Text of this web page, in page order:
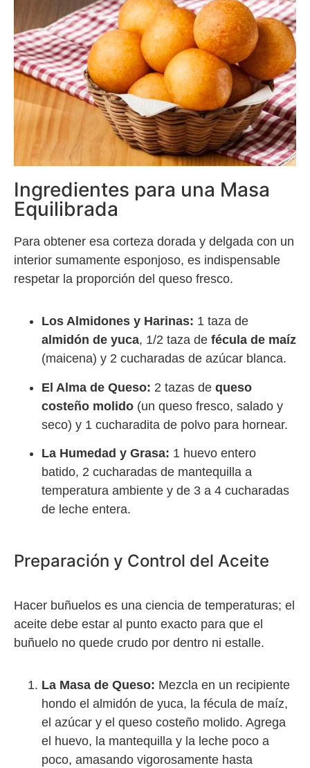
Ingredientes para una Masa
Equilibrada
Para obtener esa corteza dorada y delgada con un
interior sumamente esponjoso, es indispensable
respetar la proporción del queso fresco.
Los Almidones y Harinas: 1 taza de
almidón de yuca, 1/2 taza de fécula de maíz
(maicena) y 2 cucharadas de azúcar blanca.
El Alma de Queso: 2 tazas de queso
costeño molido (un queso fresco, salado y
seco) y 1 cucharadita de polvo para hornear.
La Humedad y Grasa: 1 huevo entero
batido, 2 cucharadas de mantequilla a
temperatura ambiente y de 3 a 4 cucharadas
de leche entera.
Preparación y Control del Aceite
Hacer buñuelos es una ciencia de temperaturas; el
aceite debe estar al punto exacto para que el
buñuelo no quede crudo por dentro ni estalle.
La Masa de Queso: Mezcla en un recipiente
hondo el almidón de yuca, la fécula de maíz,
el azúcar y el queso costeño molido. Agrega
el huevo, la mantequilla y la leche poco a
poco, amasando vigorosamente hasta